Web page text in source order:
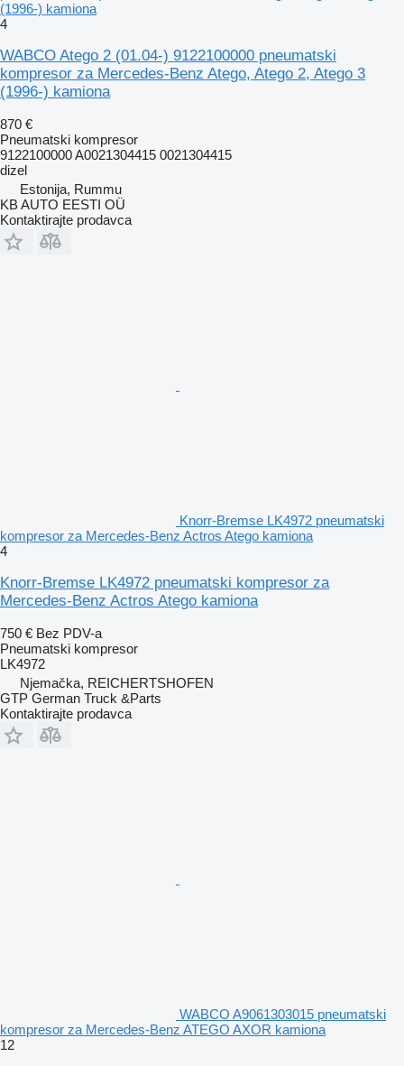
(1996-) kamiona
4
WABCO Atego 2 (01.04-) 9122100000 pneumatski
kompresor za Mercedes-Benz Atego, Atego 2, Atego 3
(1996-) kamiona
870 €
Pneumatski kompresor
9122100000 A0021304415 0021304415
dizel
Estonija, Rummu
KB AUTO EESTI OÜ
Kontaktirajte prodavca
Knorr-Bremse LK4972 pneumatski
kompresor za Mercedes-Benz Actros Atego kamiona
4
Knorr-Bremse LK4972 pneumatski kompresor za
Mercedes-Benz Actros Atego kamiona
750 € Bez PDV-a
Pneumatski kompresor
LK4972
Njemačka, REICHERTSHOFEN
GTP German Truck &Parts
Kontaktirajte prodavca
WABCO A9061303015 pneumatski
kompresor za Mercedes-Benz ATEGO AXOR kamiona
12